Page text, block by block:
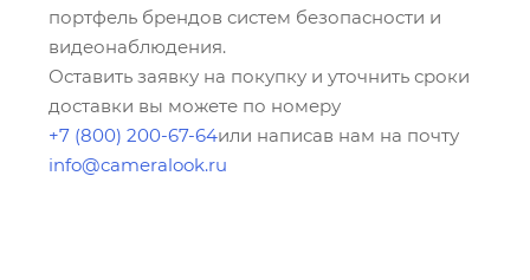
портфель брендов систем безопасности и
видеонаблюдения.
Оставить заявку на покупку и уточнить сроки
доставки вы можете по номеру
+7 (800) 200-67-64или написав нам на почту
info@cameralook.ru